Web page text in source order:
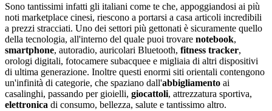
Sono tantissimi infatti gli italiani come te che, appoggiandosi ai più
noti marketplace cinesi, riescono a portarsi a casa articoli incredibili
a prezzi stracciati. Uno dei settori più gettonati è sicuramente quello
della tecnologia, all'interno del quale puoi trovare notebook,
smartphone, autoradio, auricolari Bluetooth, fitness tracker,
orologi digitali, fotocamere subacquee e migliaia di altri dispositivi
di ultima generazione. Inoltre questi enormi siti orientali contengono
un'infinità di categorie, che spaziano dall'abbigliamento ai
casalinghi, passando per gioielli, giocattoli, attrezzatura sportiva,
elettronica di consumo, bellezza, salute e tantissimo altro.